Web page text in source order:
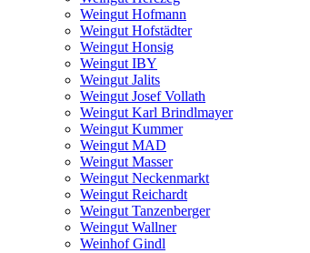
Weingut Hofmann
Weingut Hofstädter
Weingut Honsig
Weingut IBY
Weingut Jalits
Weingut Josef Vollath
Weingut Karl Brindlmayer
Weingut Kummer
Weingut MAD
Weingut Masser
Weingut Neckenmarkt
Weingut Reichardt
Weingut Tanzenberger
Weingut Wallner
Weinhof Gindl